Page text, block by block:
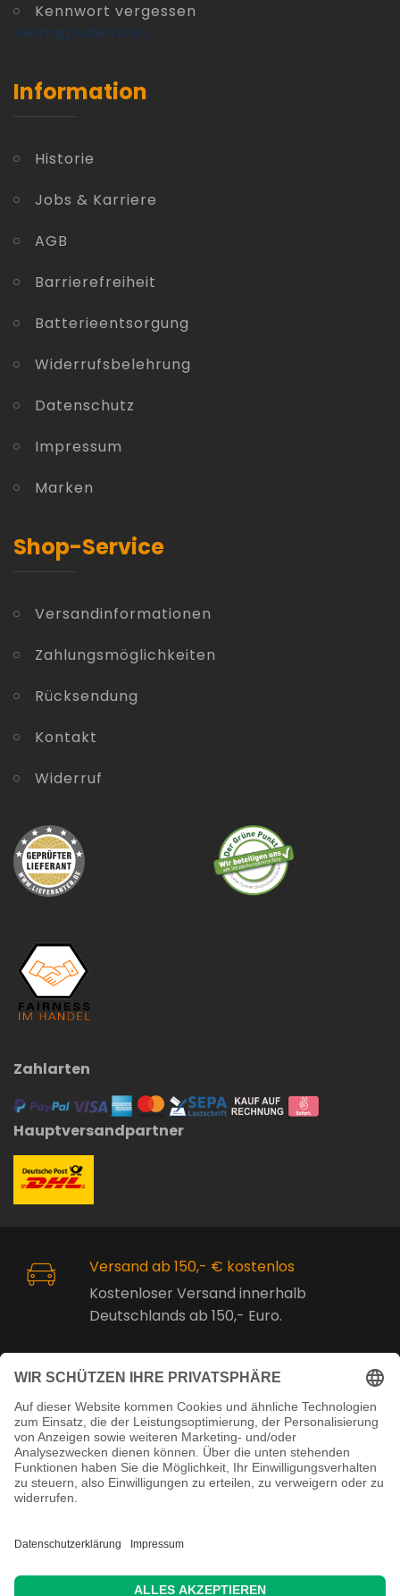
Kennwort vergessen
Vertrag widerrufen
Information
Historie
Jobs & Karriere
AGB
Barrierefreiheit
Batterieentsorgung
Widerrufsbelehrung
Datenschutz
Impressum
Marken
Shop-Service
Versandinformationen
Zahlungsmöglichkeiten
Rücksendung
Kontakt
Widerruf
Zahlarten
Hauptversandpartner
Versand ab 150,- € kostenlos
Kostenloser Versand innerhalb
Deutschlands ab 150,- Euro.
Online Support
Kostenlose Beratung vor und nach
dem Kauf!
Juristisch betreut